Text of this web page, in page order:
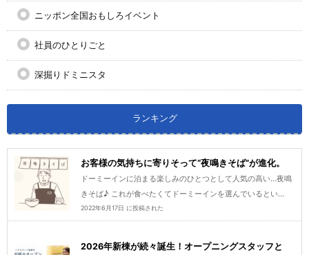
ニッポン全国おもしろイベント
社員のひとりごと
深掘りドミニスタ
ランキング
お客様の気持ちに寄りそって“夜鳴きそば”が進化。
ドーミーインに泊まる楽しみのひとつとして人気の高い…夜鳴
きそば♪ これが食べたくてドーミーインを選んでいるとい...
2022年6月17日 に投稿された
2026年新棟が続々誕生！オープニングスタッフと